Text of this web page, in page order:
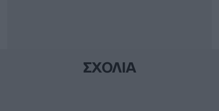
ΣΧΟΛΙΑ